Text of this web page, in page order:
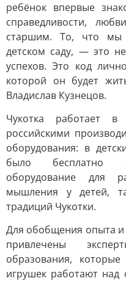
ребёнок впервые
справедливости,
старшим. То, что мы
детском саду, — это
успехов. Это код
которой он будет
Владислав Кузнецов.
Чукотка работает
российскими
оборудования: в
было бесплатно
оборудование для
мышления у детей,
традиций Чукотки.
Для обобщения опыта и
привлечены
образования,
игрушек работают над